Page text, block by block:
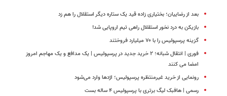
بعد از رضاییان؛ بختیاری زاده قید یک ستاره دیگر استقلال را هم زد
بازیکن به درد نخور استقلال راهی تیم اروپایی شد!
گزینه پرسپولیس را با ۷۰ میلیارد فروختند
فوری | انتقال شبانه؛ ۲ خرید جدید در پرسپولیس | یک مدافع و یک مهاجم امروز
امضا می کنند
رونمایی از خرید غیرمنتظره پرسپولیس؛ اژدها وارد می‌شود
رسمی | هافبک لیگ برتری با پرسپولیس ۴ ساله بست